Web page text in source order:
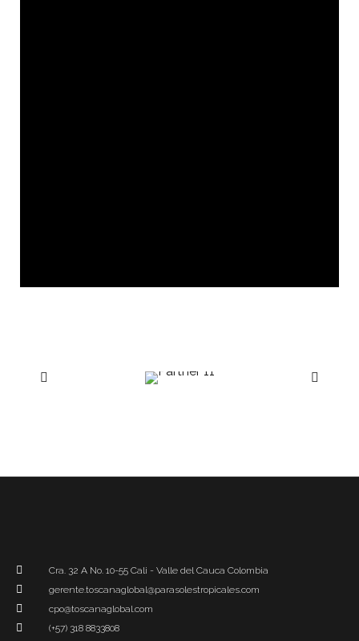
Cra. 32 A No. 10-55 Cali - Valle del Cauca Colombia
gerente.toscanaglobal@parasolestropicales.com
cpo@toscanaglobal.com
(+57) 318 8833808